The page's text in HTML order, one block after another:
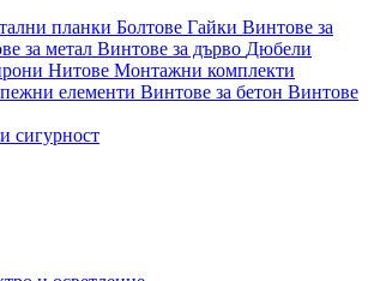
планки Болтове Гайки Винтове за
за метал Винтове за дърво Дюбели
Нитове Монтажни комплекти
елементи Винтове за бетон Винтове
сигурност